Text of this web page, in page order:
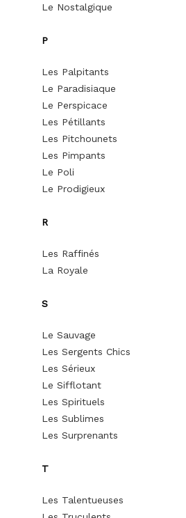
Le Nostalgique
P
Les Palpitants
Le Paradisiaque
Le Perspicace
Les Pétillants
Les Pitchounets
Les Pimpants
Le Poli
Le Prodigieux
R
Les Raffinés
La Royale
S
Le Sauvage
Les Sergents Chics
Les Sérieux
Le Sifflotant
Les Spirituels
Les Sublimes
Les Surprenants
T
Les Talentueuses